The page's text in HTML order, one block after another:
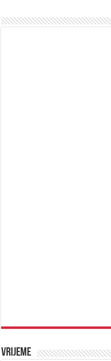
Vrijeme